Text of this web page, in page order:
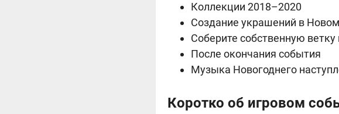
Коллекции 2018–2020
Создание украшений в
Соберите собственную ветку
После окончания события
Музыка Новогоднего
Коротко об игровом